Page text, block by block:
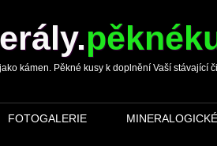
.
kámen. Pěkné kusy k doplnění Vaší stávající
FOTOGALERIE